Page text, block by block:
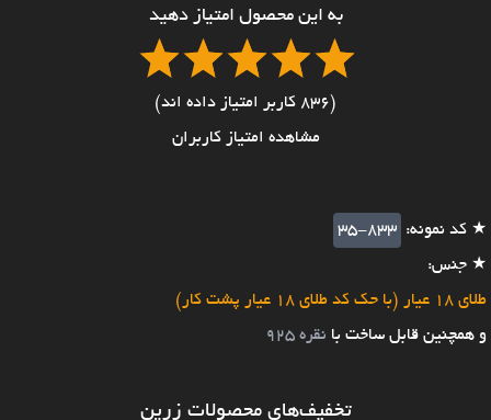
به این محصول امتیاز دهید
(836 کاربر امتیاز داده اند)
مشاهده امتیاز کاربران
★ کد نمونه: 35-833
★ جنس:
طلای 18 عیار (با حک کد طلای 18 عیار پشت کار)
و همچنین قابل ساخت با نقره 925
تخفیف‌های محصولات زرین